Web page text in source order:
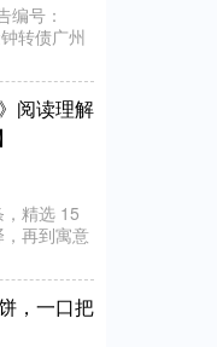
编号：
转债广州
阅读理解
精选 15
再到寓意
，一口把